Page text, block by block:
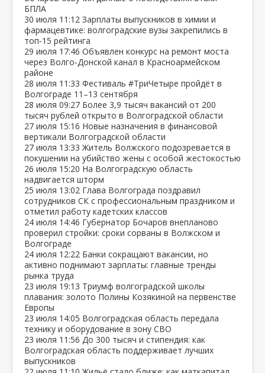
БПЛА
30 июля 11:12 Зарплаты выпускников в химии и
фармацевтике: волгоградские вузы закрепились в
топ‑15 рейтинга
29 июля 17:46 Объявлен конкурс на ремонт моста
через Волго‑Донской канал в Красноармейском
районе
28 июля 11:33 Фестиваль #ТриЧетыре пройдёт в
Волгограде 11–13 сентября
28 июля 09:27 Более 3,9 тысяч вакансий от 200
тысяч рублей открыто в Волгоградской области
27 июля 15:16 Новые назначения в финансовой
вертикали Волгоградской области
27 июля 13:33 Житель Волжского подозревается в
покушении на убийство жены с особой жестокостью
26 июля 15:20 На Волгоградскую область
надвигается шторм
25 июля 13:02 Глава Волгограда поздравил
сотрудников СК с профессиональным праздником и
отметил работу кадетских классов
24 июля 14:46 Губернатор Бочаров внепланово
проверил стройки: сроки сорваны в Волжском и
Волгограде
24 июля 12:22 Банки сокращают вакансии, но
активно поднимают зарплаты: главные тренды
рынка труда
23 июля 19:13 Триумф волгоградской школы
плавания: золото Полины Козякиной на первенстве
Европы
23 июля 14:05 Волгоградская область передала
технику и оборудование в зону СВО
23 июля 11:56 До 300 тысяч и стипендия: как
Волгоградская область поддерживает лучших
выпускников